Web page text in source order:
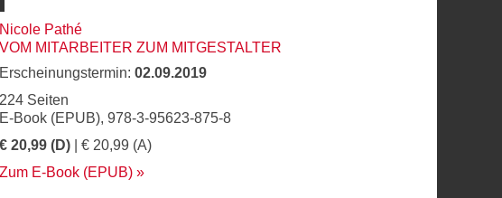
Nicole Pathé
VOM MITARBEITER ZUM MITGESTALTER
Erscheinungstermin: 02.09.2019
224 Seiten
E-Book (EPUB), 978-3-95623-875-8
€ 20,99 (D) | € 20,99 (A)
Zum E-Book (EPUB)